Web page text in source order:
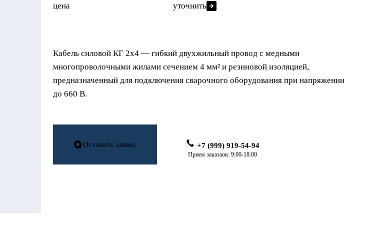
цена уточнить
Кабель силовой КГ 2х4 — гибкий двухжильный провод с медными
многопроволочными жилами сечением 4 мм² и резиновой изоляцией,
предназначенный для подключения сварочного оборудования при напряжении
до 660 В.
Оставить заявку +7 (999) 919-54-94
Прием заказаов: 9:00-18:00